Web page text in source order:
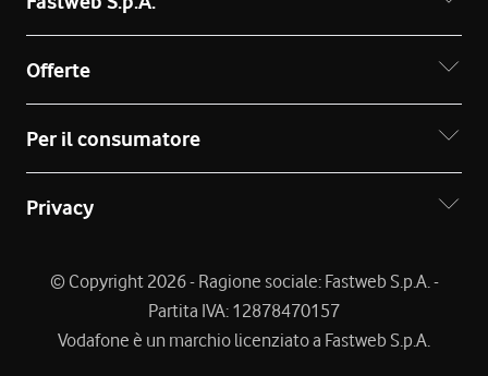
Offerte
Per il consumatore
Privacy
© Copyright 2026 - Ragione sociale: Fastweb S.p.A. -
Partita IVA: 12878470157
Vodafone è un marchio licenziato a Fastweb S.p.A.